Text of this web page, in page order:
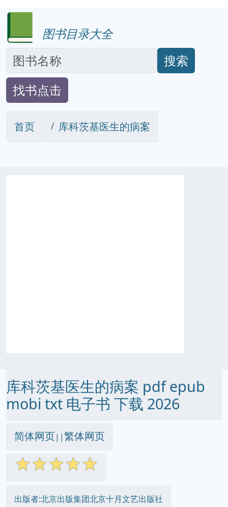
图书目录大全
搜索
找书点击
首页 库科茨基医生的病案
库科茨基医生的病案 pdf epub
mobi txt 电子书 下载 2026
简体网页||繁体网页
☆☆☆☆☆
出版者:北京出版集团北京十月文艺出版社